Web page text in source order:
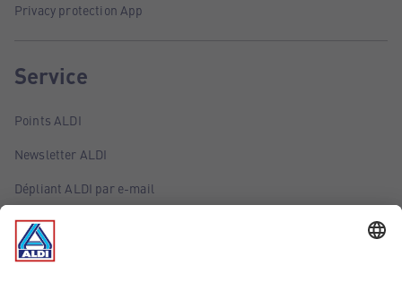
Privacy protection App
Service
Points ALDI
Newsletter ALDI
Dépliant ALDI par e-mail
Offres
Infos essentielles